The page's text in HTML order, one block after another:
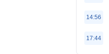
14:56
17:44